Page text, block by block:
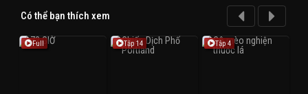
Có thể bạn thích xem
Full Tập 14 Tập 4